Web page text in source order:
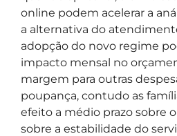
online podem acelerar a
a alternativa do
adopção do novo regime
impacto mensal no
margem para outras
poupança, contudo as
efeito a médio prazo sobre o
sobre a estabilidade do